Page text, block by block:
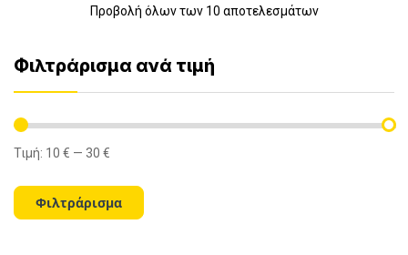
Προβολή όλων των 10 αποτελεσμάτων
Φιλτράρισμα ανά τιμή
Ελάχιστη
Μέγιστη
Φιλτράρισμα
Τιμή: 10 € — 30 €